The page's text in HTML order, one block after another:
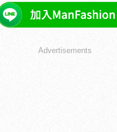
Advertisements